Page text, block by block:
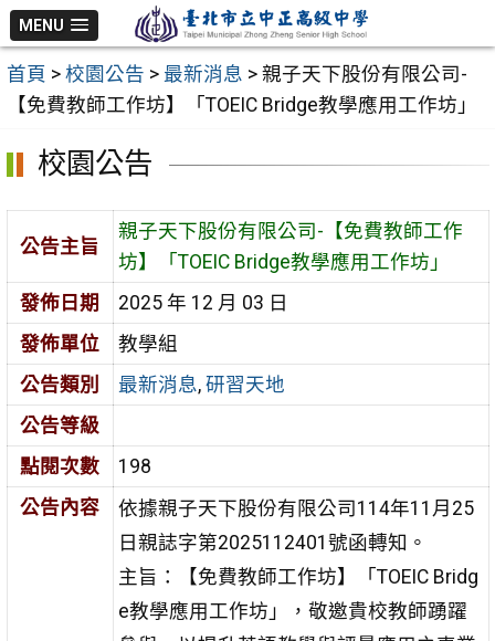
跳
至
主
MENU
首頁 > 校園公告 > 最新消息 > 親子天下股份有限公司-
【免費教師工作坊】「TOEIC Bridge教學應用工作坊」
校園公告
公告主旨
親子天下股份有限公司-【免費教師工作
坊】「TOEIC Bridge教學應用工作坊」
發佈日期
2025 年 12 月 03 日
發佈單位
教學組
公告類別
最新消息, 研習天地
公告等級
點閱次數
198
公告內容
依據親子天下股份有限公司114年11月25
日親誌字第2025112401號函轉知。
主旨：【免費教師工作坊】「TOEIC Bridg
e教學應用工作坊」，敬邀貴校教師踴躍